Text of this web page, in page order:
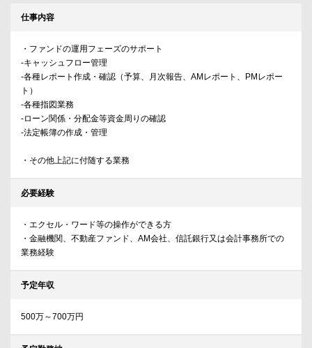
仕事内容
・ファンドの運用フェーズのサポート
-キャッシュフロー管理
-各種レポート作成・確認（予算、月次報告、AMレポート、PMレポー
ト）
-各種指図業務
-ローン関係・分配金等資金周りの確認
-法定帳簿の作成・管理
・その他上記に付随する業務
必要経験
・エクセル・ワード等の操作ができる方
・金融機関、不動産ファンド、AM会社、信託銀行又は会計事務所での
業務経験
予定年収
500万～700万円